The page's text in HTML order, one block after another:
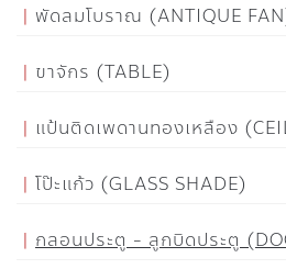
พัดลมโบราณ (ANTIQUE
ขาจักร (TABLE)
แป้นติดเพดานทองเหลือง
โป๊ะแก้ว (GLASS SHADE)
กลอนประตู - ลูกบิดประตู